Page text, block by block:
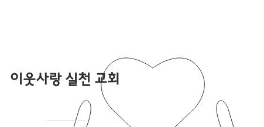
이웃사랑 실천 교회